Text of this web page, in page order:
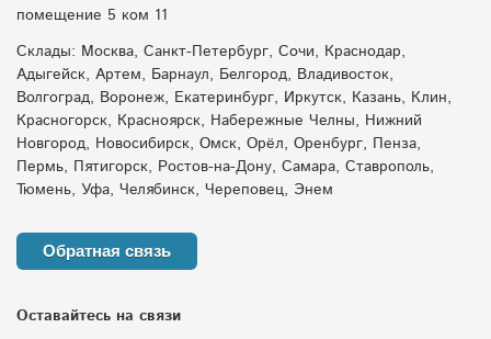
помещение 5 ком 11
Склады: Москва, Санкт-Петербург, Сочи, Краснодар,
Адыгейск, Артем, Барнаул, Белгород, Владивосток,
Волгоград, Воронеж, Екатеринбург, Иркутск, Казань, Клин,
Красногорск, Красноярск, Набережные Челны, Нижний
Новгород, Новосибирск, Омск, Орёл, Оренбург, Пенза,
Пермь, Пятигорск, Ростов-на-Дону, Самара, Ставрополь,
Тюмень, Уфа, Челябинск, Череповец, Энем
Обратная связь
Оставайтесь на связи